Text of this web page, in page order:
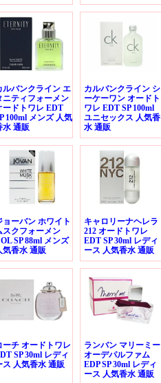
ルバンクライン エ
ニティフォーメン
ードトワレ EDT
100ml メンズ 人気
水 通販
カルバンクライン シ
ーケーワン オードト
ワレ EDT SP 100ml
ユニセックス 人気香
水 通販
ョーバン ホワイト
スクフォーメン
SP 88ml メンズ
気香水 通販
キャロリーナヘレラ
212 オードトワレ
EDT SP 30ml レディ
ース 人気香水 通販
ーチ オードトワレ
SP 30ml レディ
ス 人気香水 通販
ランバン マリーミー
オーデパルファム
EDP SP 30ml レディ
ース 人気香水 通販